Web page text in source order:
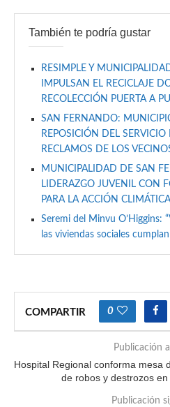
También te podría gustar
RESIMPLE Y
IMPULSAN EL RECICLAJE
RECOLECCIÓN PUERTA A
SAN FERNANDO:
REPOSICIÓN DEL SERVICIO
RECLAMOS DE LOS
MUNICIPALIDAD DE SAN
LIDERAZGO JUVENIL CON
PARA LA ACCIÓN CLIMÁTICA
Seremi del Minvu O’Higgins:
las viviendas sociales
COMPARTIR 0
Publicación
Hospital Regional conforma mesa
de robos y destrozos
Publicación